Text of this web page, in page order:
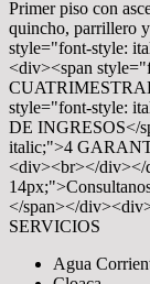
Primer piso con
quincho, parrillero
style="font-style:
<div><span
style="font-style:
DE INGRESOS</
italic;">4
<div><br></div></
</span></
SERVICIOS
Agua